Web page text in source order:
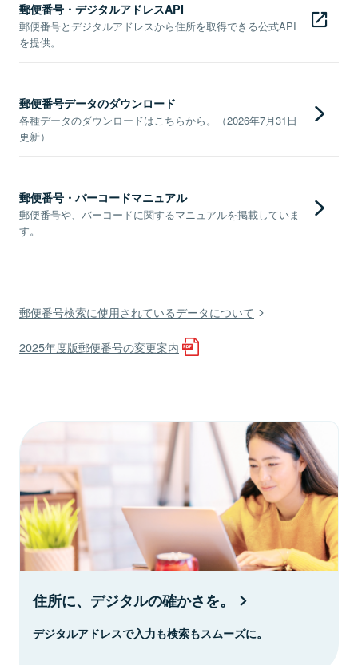
郵便番号・デジタルアドレスAPI
郵便番号とデジタルアドレスから住所を取得できる公式API
を提供。
郵便番号データのダウンロード
各種データのダウンロードはこちらから。（2026年7月31日
更新）
郵便番号・バーコードマニュアル
郵便番号や、バーコードに関するマニュアルを掲載していま
す。
郵便番号検索に使用されているデータについて
2025年度版郵便番号の変更案内
住所に、デジタルの確かさを。
デジタルアドレスで入力も検索もスムーズに。